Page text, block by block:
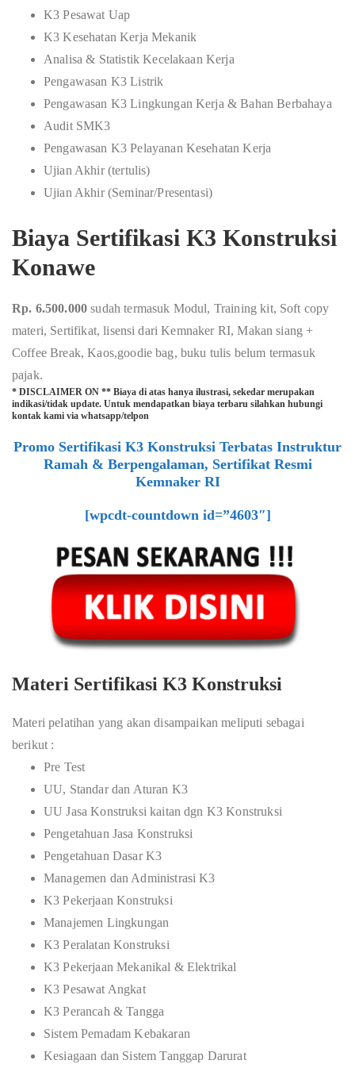
K3 Pesawat Uap
K3 Kesehatan Kerja Mekanik
Analisa & Statistik Kecelakaan Kerja
Pengawasan K3 Listrik
Pengawasan K3 Lingkungan Kerja & Bahan Berbahaya
Audit SMK3
Pengawasan K3 Pelayanan Kesehatan Kerja
Ujian Akhir (tertulis)
Ujian Akhir (Seminar/Presentasi)
Biaya Sertifikasi K3 Konstruksi
Konawe
Rp. 6.500.000sudah termasuk Modul, Training kit, Soft copy
materi, Sertifikat, lisensi dari Kemnaker RI, Makan siang +
Coffee Break, Kaos,goodie bag, buku tulis belum termasuk
pajak.
* DISCLAIMER ON ** Biaya di atas hanya ilustrasi, sekedar merupakan
indikasi/tidak update. Untuk mendapatkan biaya terbaru silahkan hubungi
kontak kami via whatsapp/telpon
Promo Sertifikasi K3 Konstruksi Terbatas Instruktur
Ramah & Berpengalaman, Sertifikat Resmi
Kemnaker RI
[wpcdt-countdown id=”4603″]
Materi Sertifikasi K3 Konstruksi
Materi pelatihan yang akan disampaikan meliputi sebagai
berikut :
Pre Test
UU, Standar dan Aturan K3
UU Jasa Konstruksi kaitan dgn K3 Konstruksi
Pengetahuan Jasa Konstruksi
Pengetahuan Dasar K3
Managemen dan Administrasi K3
K3 Pekerjaan Konstruksi
Manajemen Lingkungan
K3 Peralatan Konstruksi
K3 Pekerjaan Mekanikal & Elektrikal
K3 Pesawat Angkat
K3 Perancah & Tangga
Sistem Pemadam Kebakaran
Kesiagaan dan Sistem Tanggap Darurat